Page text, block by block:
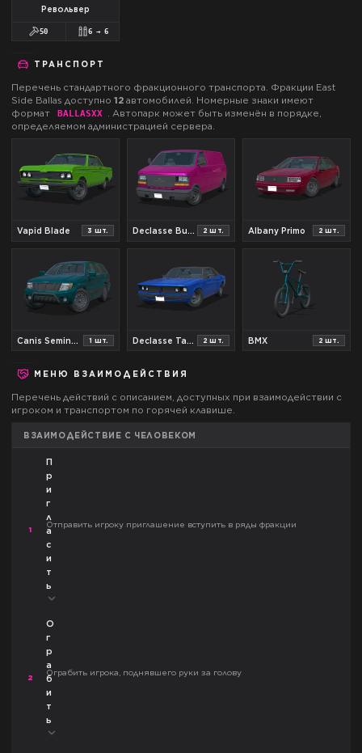
Револьвер
50 6→ 6
ТРАНСПОРТ
Перечень стандартного фракционного транспорта. Фракции East
Side Ballas доступно 12 автомобилей. Номерные знаки имеют
формат
BALLASXX . Автопарк может быть изменён в порядке,
определяемом администрацией сервера.
Vapid Blade 3 шт. Declasse Burrito 2 шт. Albany Primo 2 шт.
Canis Seminole 1 шт. Declasse Tampa 2 шт. BMX 2 шт.
МЕНЮ ВЗАИМОДЕЙСТВИЯ
Перечень действий с описанием, доступных при взаимодействии с
игроком и транспортом по горячей клавише.
ВЗАИМОДЕЙСТВИЕ С ЧЕЛОВЕКОМ
1
П
р
и
г
л
а
с
и
т
ь
Отправить игроку приглашение вступить в ряды фракции
2
О
г
р
а
б
и
т
ь
Ограбить игрока, поднявшего руки за голову